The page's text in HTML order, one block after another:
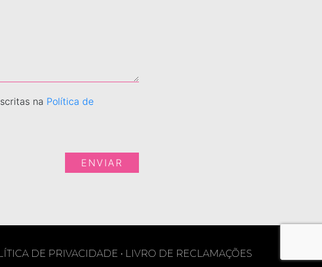
na Política de
ENVIAR
DE PRIVACIDADE • LIVRO DE RECLAMAÇÕES